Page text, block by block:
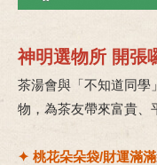
神明選物所 開張
茶湯會與「不知道同學
物，為茶友帶來富貴、
✦ 桃花朵朵袋/財運滿